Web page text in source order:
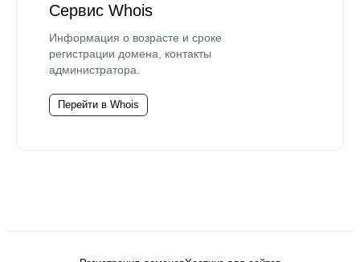
Сервис Whois
Информация о возрасте и сроке
регистрации домена, контакты
администратора.
Перейти в Whois